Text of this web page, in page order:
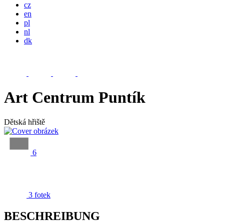
cz
en
pl
nl
dk
Art Centrum Puntík
Dětská hřiště
6
3 fotek
BESCHREIBUNG